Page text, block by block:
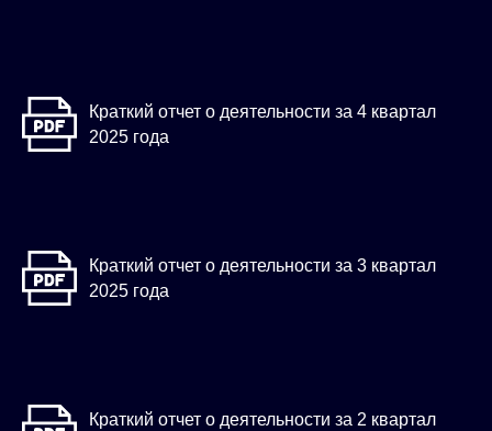
Краткий отчет о деятельности за 4 квартал
2025 года
Краткий отчет о деятельности за 3 квартал
2025 года
Краткий отчет о деятельности за 2 квартал